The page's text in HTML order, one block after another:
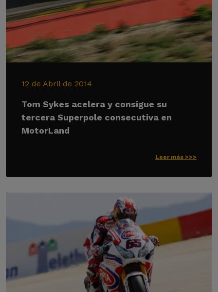
12 de Abril de 2014
Tom Sykes acelera y consigue su
tercera Superpole consecutiva en
MotorLand
Leer más >>>